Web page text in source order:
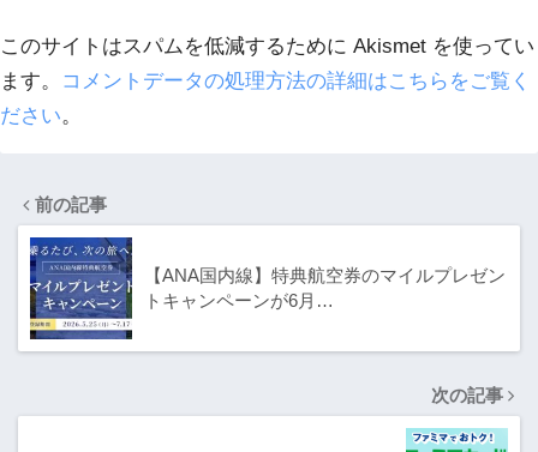
このサイトはスパムを低減するために Akismet を使ってい
ます。
コメントデータの処理方法の詳細はこちらをご覧く
ださい。
前の記事
【ANA国内線】特典航空券のマイルプレゼン
トキャンペーンが6月…
次の記事